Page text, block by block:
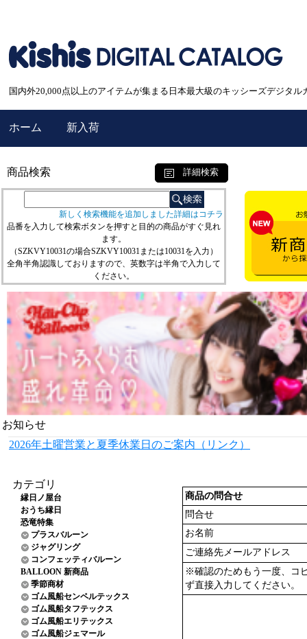
国内外20,000点以上のアイテムが集まる日本最大級のキッシーズデジタル
ホーム 新入荷
商品検索 詳細検索
新しく検索機能を追加しました詳細はコチラ
品番を入力して検索ボタンを押すと目的の商品がすぐ見れ
ます。
（SZKVY10031の場合SZKVY10031または10031を入力）
全角半角認識しておりますので、英数字は半角で入力して
ください。
お知らせ
2026年土曜営業と夏季休業日のご案内（リンク）
カテゴリ
縁日ノ屋台
おうち縁日
恐竜特集
プラスバルーン
ジャグリング
コンフェッティバルーン
BALLOON 新商品
季節商材
ゴム風船センペルテックス
ゴム風船タフテックス
ゴム風船エリテックス
ゴム風船ジェマール
商品の問合せ
問合せ
お名前
ご連絡先メールアドレス
※確認のためもう一度、コ
ず直接入力してください。